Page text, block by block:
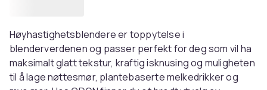
Høyhastighetsblendere er toppytelse i
blenderverdenen og passer perfekt for deg som vil ha
maksimalt glatt tekstur, kraftig isknusing og muligheten
til å lage nøttesmør, plantebaserte melkedrikker og